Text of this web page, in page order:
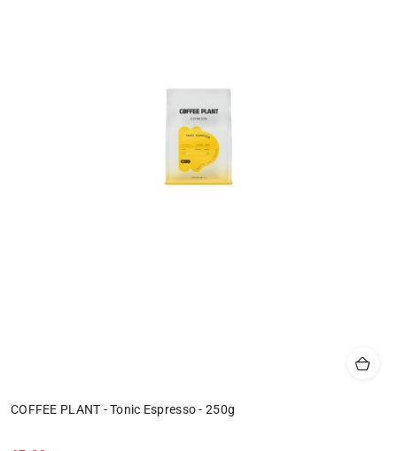
COFFEE PLANT - Tonic Espresso - 250g